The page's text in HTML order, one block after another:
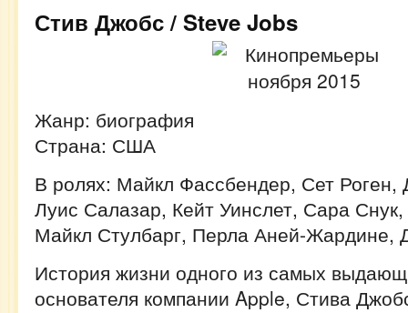
Стив Джобс / Steve Jobs
Жанр: биография
Страна: США
В ролях: Майкл Фассбендер, Сет
Луис Салазар, Кейт Уинслет, Сара
Майкл Стулбарг, Перла Аней-Жардине,
История жизни одного из самых
основателя компании Apple, Стива